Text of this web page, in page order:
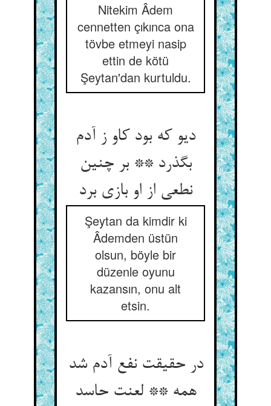
Nitekim Âdem
cennetten çıkınca ona
tövbe etmeyi nasip
ettin de kötü
Şeytan'dan kurtuldu.
دیو که بود کاو ز آدم
بگذرد ** بر چنین
نطعی از او بازی برد
Şeytan da kimdir ki
Âdemden üstün
olsun, böyle bir
düzenle oyunu
kazansın, onu alt
etsin.
در حقیقت نفع آدم شد
همه ** لعنت حاسد